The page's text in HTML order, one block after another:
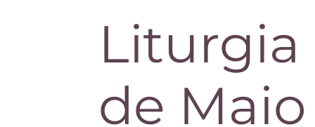
Liturgia
de